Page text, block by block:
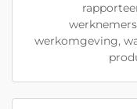
werkomgeving,